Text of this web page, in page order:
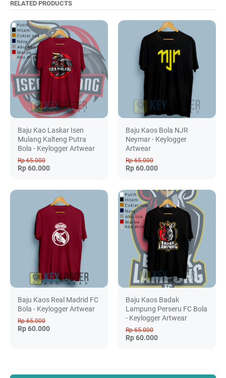
RELATED PRODUCTS
Baju Kao Laskar Isen
Mulang Kalteng Putra
Bola - Keylogger Artwear
Rp 65.000
Rp 60.000
Baju Kaos Bola NJR
Neymar - Keylogger
Artwear
Rp 65.000
Rp 60.000
Baju Kaos Real Madrid FC
Bola - Keylogger Artwear
Rp 65.000
Rp 60.000
Baju Kaos Badak
Lampung Perseru FC Bola
- Keylogger Artwear
Rp 65.000
Rp 60.000